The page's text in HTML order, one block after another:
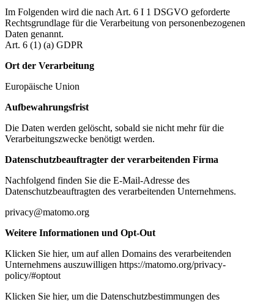
Im Folgenden wird die nach Art. 6 I 1 DSGVO geforderte
Rechtsgrundlage für die Verarbeitung von personenbezogenen
Daten genannt.
Art. 6 (1) (a) GDPR
Ort der Verarbeitung
Europäische Union
Aufbewahrungsfrist
Die Daten werden gelöscht, sobald sie nicht mehr für die
Verarbeitungszwecke benötigt werden.
Datenschutzbeauftragter der verarbeitenden Firma
Nachfolgend finden Sie die E-Mail-Adresse des
Datenschutzbeauftragten des verarbeitenden Unternehmens.
privacy@matomo.org
Weitere Informationen und Opt-Out
Klicken Sie hier, um auf allen Domains des verarbeitenden
Unternehmens auszuwilligen https://matomo.org/privacy-
policy/#optout
Klicken Sie hier, um die Datenschutzbestimmungen des